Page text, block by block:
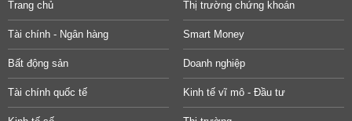
Trang chủ Thị trường chứng khoán
Tài chính - Ngân hàng Smart Money
Bất động sản Doanh nghiệp
Tài chính quốc tế Kinh tế vĩ mô - Đầu tư